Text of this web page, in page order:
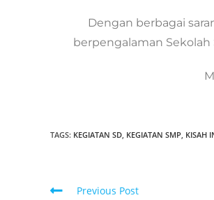
Dengan berbagai
berpengalaman
TAGS: KEGIATAN SD, KEGIATAN SMP, KISAH
Previous Post